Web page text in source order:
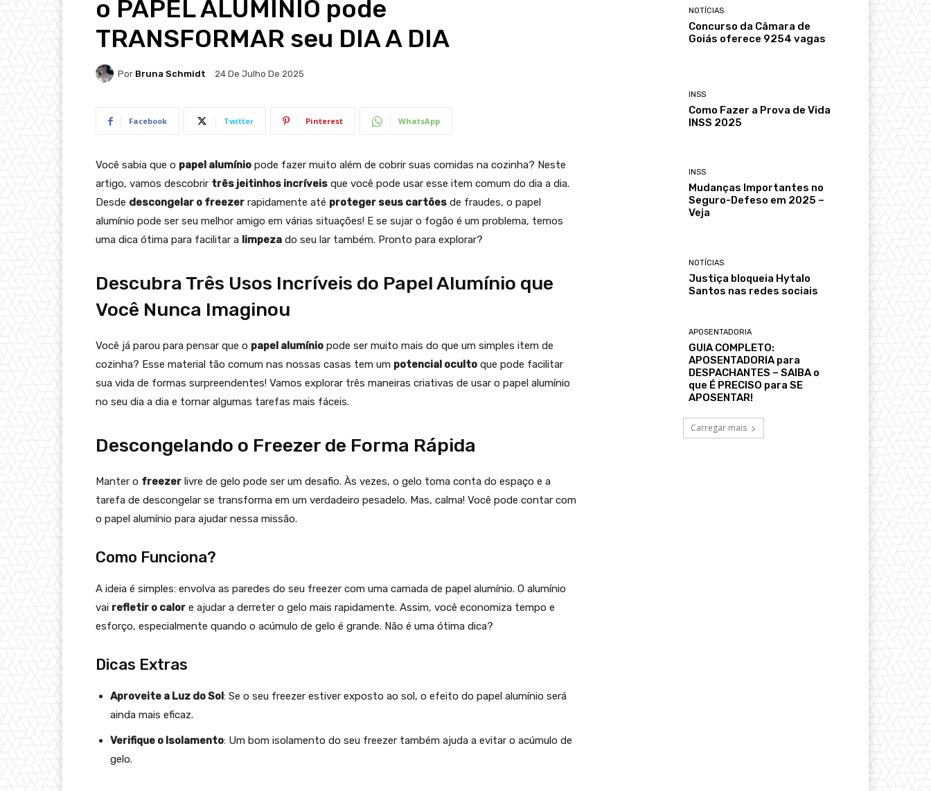
o PAPEL ALUMÍNIO pode
TRANSFORMAR seu DIA A DIA
Por Bruna Schmidt 24 De Julho De 2025
Facebook Twitter Pinterest WhatsApp
Você sabia que o papel alumínio pode fazer muito além de cobrir suas comidas na cozinha? Neste
artigo, vamos descobrir três jeitinhos incríveis que você pode usar esse item comum do dia a dia.
Desde descongelar o freezer rapidamente até proteger seus cartões de fraudes, o papel
alumínio pode ser seu melhor amigo em várias situações! E se sujar o fogão é um problema, temos
uma dica ótima para facilitar a limpeza do seu lar também. Pronto para explorar?
Descubra Três Usos Incríveis do Papel Alumínio que
Você Nunca Imaginou
Você já parou para pensar que o papel alumínio pode ser muito mais do que um simples item de
cozinha? Esse material tão comum nas nossas casas tem um potencial oculto que pode facilitar
sua vida de formas surpreendentes! Vamos explorar três maneiras criativas de usar o papel alumínio
no seu dia a dia e tornar algumas tarefas mais fáceis.
Descongelando o Freezer de Forma Rápida
Manter o freezer livre de gelo pode ser um desafio. Às vezes, o gelo toma conta do espaço e a
tarefa de descongelar se transforma em um verdadeiro pesadelo. Mas, calma! Você pode contar com
o papel alumínio para ajudar nessa missão.
Como Funciona?
A ideia é simples: envolva as paredes do seu freezer com uma camada de papel alumínio. O alumínio
vai refletir o calor e ajudar a derreter o gelo mais rapidamente. Assim, você economiza tempo e
esforço, especialmente quando o acúmulo de gelo é grande. Não é uma ótima dica?
Dicas Extras
Aproveite a Luz do Sol: Se o seu freezer estiver exposto ao sol, o efeito do papel alumínio será
ainda mais eficaz.
Verifique o Isolamento: Um bom isolamento do seu freezer também ajuda a evitar o acúmulo de
gelo.
NOTÍCIAS
Concurso da Câmara de
Goiás oferece 9254 vagas
INSS
Como Fazer a Prova de Vida
INSS 2025
INSS
Mudanças Importantes no
Seguro-Defeso em 2025 –
Veja
NOTÍCIAS
Justiça bloqueia Hytalo
Santos nas redes sociais
APOSENTADORIA
GUIA COMPLETO:
APOSENTADORIA para
DESPACHANTES – SAIBA o
que É PRECISO para SE
APOSENTAR!
Carregar mais